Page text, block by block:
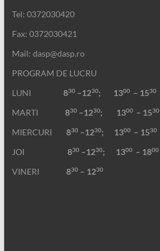
Tel: 0372030420
Fax: 0372030421
Mail: dasp@dasp.ro
PROGRAM DE LUCRU
LUNI
830–1230; 1300 – 1530
MARTI 830–1230; 1300 – 1530
MIERCURI 830–1230; 1300 – 1530
JOI 830–1230; 1300 – 1800
VINERI 830– 1230